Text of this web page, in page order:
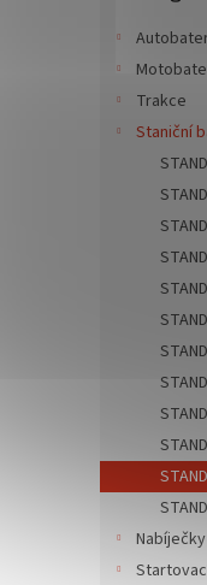
Trakce
Staniční
Nabíječky